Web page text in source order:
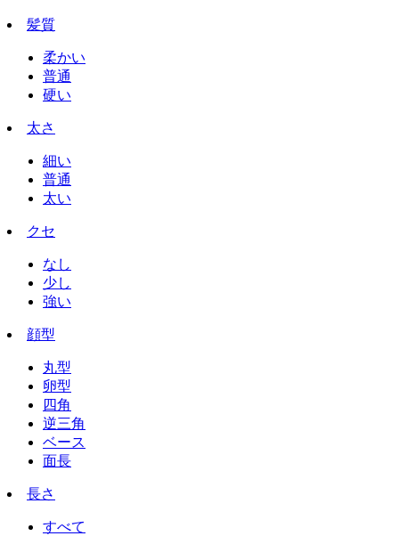
髪質
柔かい
普通
硬い
太さ
細い
普通
太い
クセ
なし
少し
強い
顔型
丸型
卵型
四角
逆三角
ベース
面長
長さ
すべて